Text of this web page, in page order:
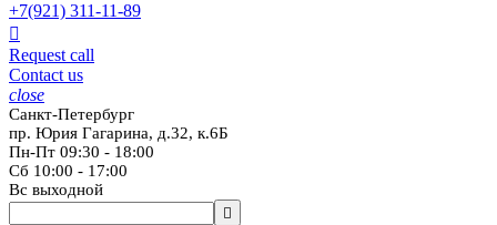
+7(921) 311-11-89

Request call
Contact us
close
Санкт-Петербург
пр. Юрия Гагарина, д.32, к.6Б
Пн-Пт 09:30 - 18:00
Сб 10:00 - 17:00
Вс выходной
